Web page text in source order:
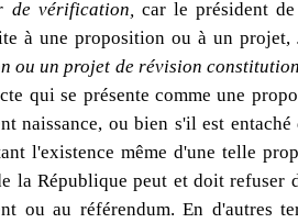
de vérification
car le président
à une proposition ou à un projet,
ou un projet de révision
qui se présente comme une
naissance, ou bien s'il est
l'existence même d'une telle
la République peut et doit refuser
ou au référendum. En d'autres